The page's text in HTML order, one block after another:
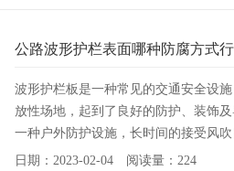
公路波形护栏表面哪种防腐方式
波形护栏板是一种常见的交通安全设
放性场地，起到了良好的防护、装饰
一种户外防护设施，长时间的接受风
日期：2023-02-04 阅读量：224